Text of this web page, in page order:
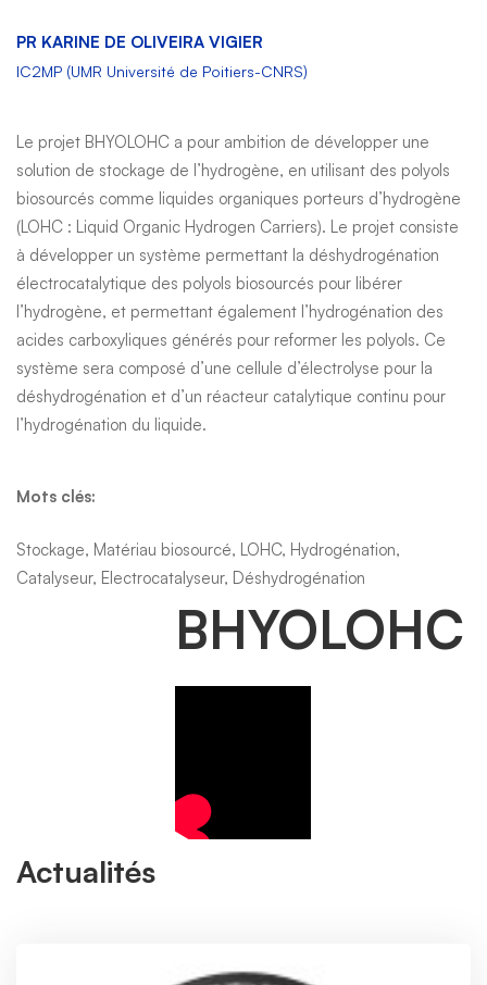
PR KARINE DE OLIVEIRA VIGIER
IC2MP (UMR Université de Poitiers-CNRS)
Le projet BHYOLOHC a pour ambition de développer une
solution de stockage de l’hydrogène, en utilisant des polyols
biosourcés comme liquides organiques porteurs d’hydrogène
(LOHC : Liquid Organic Hydrogen Carriers). Le projet consiste
à développer un système permettant la déshydrogénation
électrocatalytique des polyols biosourcés pour libérer
l’hydrogène, et permettant également l’hydrogénation des
acides carboxyliques générés pour reformer les polyols. Ce
système sera composé d’une cellule d’électrolyse pour la
déshydrogénation et d’un réacteur catalytique continu pour
l’hydrogénation du liquide.
Mots clés:
Stockage, Matériau biosourcé, LOHC, Hydrogénation,
Catalyseur, Electrocatalyseur, Déshydrogénation
BHYOLOHC
Actualités